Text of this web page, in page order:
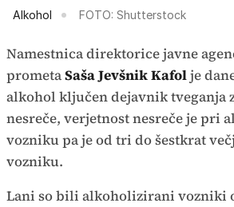
Alkohol FOTO: Shutterstock
Namestnica direktorice javne
prometaSaša Jevšnik Kafolje
alkohol ključen dejavnik tveganja
nesreče, verjetnost nesreče je pri
vozniku pa je od tri do šestkrat
vozniku.
Lani so bili alkoholizirani vozniki